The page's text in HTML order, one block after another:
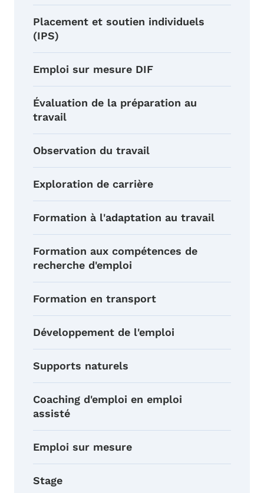
Placement et soutien individuels
(IPS)
Emploi sur mesure DIF
Évaluation de la préparation au
travail
Observation du travail
Exploration de carrière
Formation à l'adaptation au travail
Formation aux compétences de
recherche d'emploi
Formation en transport
Développement de l'emploi
Supports naturels
Coaching d'emploi en emploi
assisté
Emploi sur mesure
Stage